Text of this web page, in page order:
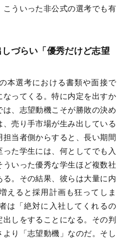
ういった非公式の選考でも有
づらい「優秀だけど志望
本選考における書類や面接で
ってくる。特に内定を出すか
、志望動機こそが勝敗の決め
売り手市場が生み出している
担当者側からすると、長い期間
た学生には、何としてでも入
いった優秀な学生ほど複数社
。その結果、彼らは大量に内
えると採用計画も狂ってしま
は「絶対に入社してくれるの
しをすることになる。その判
り「志望動機」なのだ。そし